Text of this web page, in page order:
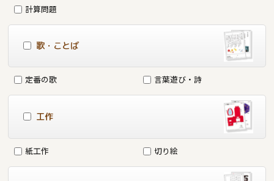
計算問題
歌・ことば
定番の歌 言葉遊び・詩
工作
紙工作 切り絵